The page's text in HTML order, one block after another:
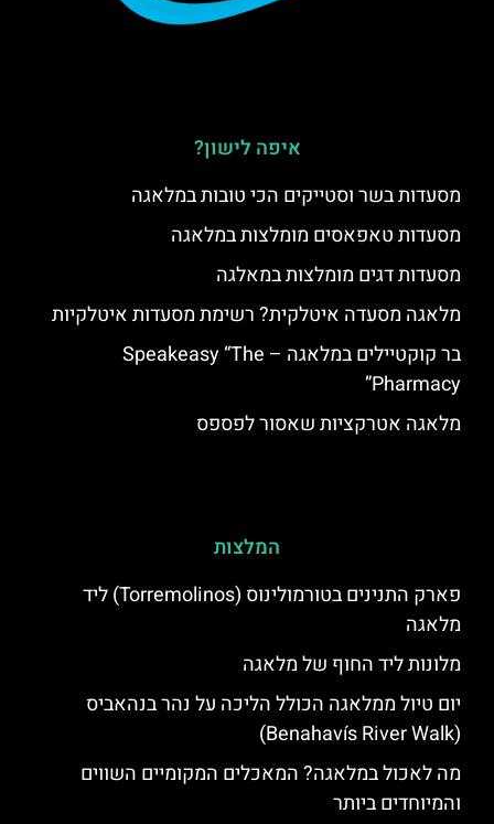
איפה לישון?
מסעדות בשר וסטייקים הכי טובות במלאגה
מסעדות טאפאסים מומלצות במלאגה
מסעדות דגים מומלצות במאלגה
מלאגה מסעדה איטלקית? רשימת מסעדות איטלקיות
בר קוקטיילים במלאגה – Speakeasy “The
Pharmacy”
מלאגה אטרקציות שאסור לפספס
המלצות
פארק התנינים בטורמולינוס (Torremolinos) ליד
מלאגה
מלונות ליד החוף של מלאגה
יום טיול ממלאגה הכולל הליכה על נהר בנהאביס
(Benahavís River Walk)
מה לאכול במלאגה? המאכלים המקומיים השווים
והמיוחדים ביותר